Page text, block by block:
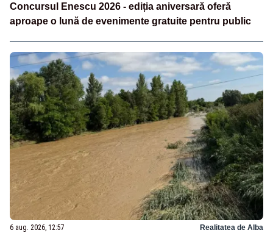
Concursul Enescu 2026 - ediția aniversară oferă
aproape o lună de evenimente gratuite pentru public
6 aug. 2026, 12:57 Realitatea de Alba